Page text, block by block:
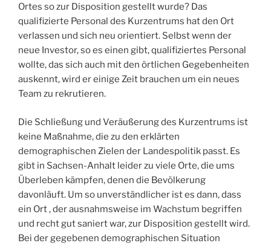
Ortes so zur Disposition gestellt wurde? Das
qualifizierte Personal des Kurzentrums hat den Ort
verlassen und sich neu orientiert. Selbst wenn der
neue Investor, so es einen gibt, qualifiziertes Personal
wollte, das sich auch mit den örtlichen Gegebenheiten
auskennt, wird er einige Zeit brauchen um ein neues
Team zu rekrutieren.
Die Schließung und Veräußerung des Kurzentrums ist
keine Maßnahme, die zu den erklärten
demographischen Zielen der Landespolitik passt. Es
gibt in Sachsen-Anhalt leider zu viele Orte, die ums
Überleben kämpfen, denen die Bevölkerung
davonläuft. Um so unverständlicher ist es dann, dass
ein Ort , der ausnahmsweise im Wachstum begriffen
und recht gut saniert war, zur Disposition gestellt wird.
Bei der gegebenen demographischen Situation